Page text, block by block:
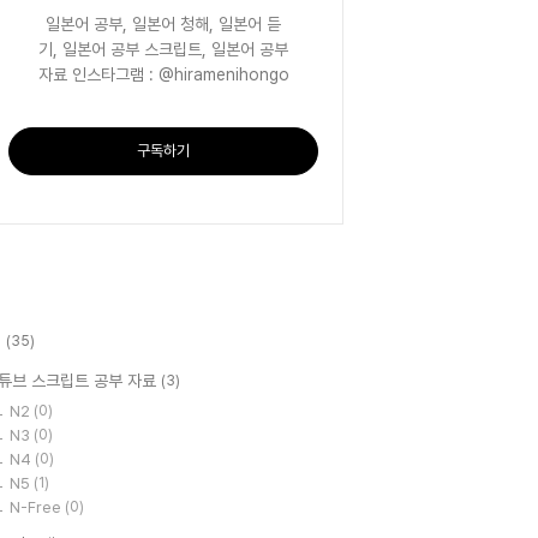
일본어 공부, 일본어 청해, 일본어 듣
기, 일본어 공부 스크립트, 일본어 공부
자료 인스타그램 : @hiramenihongo
구독하기
(35)
브 스크립트 공부 자료 (3)
N2 (0)
N3 (0)
N4 (0)
N5 (1)
N-Free (0)